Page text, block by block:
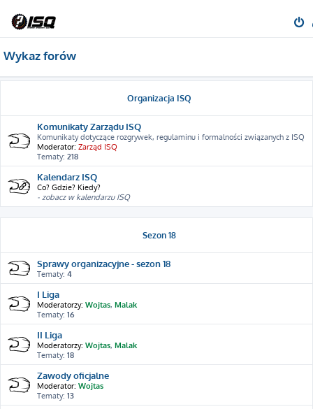
Wykaz forów
Organizacja ISQ
Komunikaty Zarządu ISQ
Komunikaty dotyczące rozgrywek, regulaminu i formalności związanych z ISQ
Moderator: Zarząd ISQ
Tematy: 218
Kalendarz ISQ
Co? Gdzie? Kiedy?
- zobacz w kalendarzu ISQ
Sezon 18
Sprawy organizacyjne - sezon 18
Tematy: 4
I Liga
Moderatorzy: Wojtas, Malak
Tematy: 16
II Liga
Moderatorzy: Wojtas, Malak
Tematy: 18
Zawody oficjalne
Moderator: Wojtas
Tematy: 13